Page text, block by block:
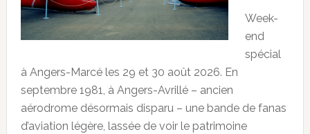
Week-
end
spécial
à Angers-Marcé les 29 et 30 août 2026. En
septembre 1981, à Angers-Avrillé – ancien
aérodrome désormais disparu – une bande de fanas
d’aviation légère, lassée de voir le patrimoine